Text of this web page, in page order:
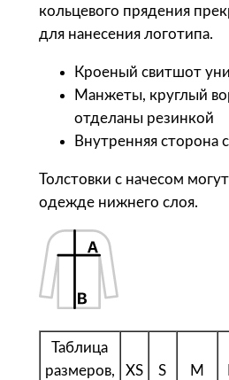
N
C
о
и
с
к
кольцевого прядения
для нанесения логотипа.
Кроеный свитшот
Манжеты, круглый
отделаны резинкой
Внутренняя сторона
Толстовки с начесом
одежде нижнего слоя.
Таблица
размеров,
XS S M